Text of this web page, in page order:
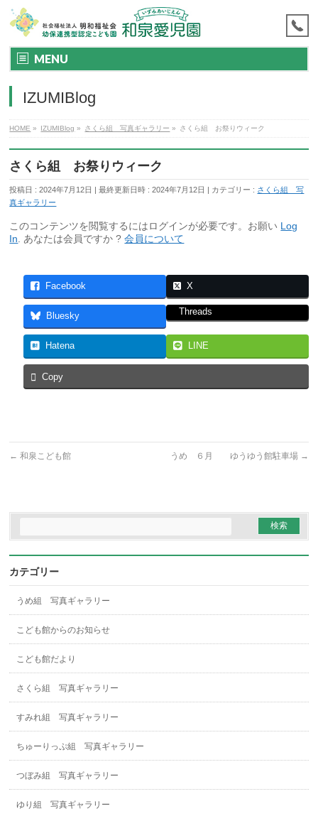
MENU
IZUMIBlog
HOME » IZUMIBlog » さくら組 写真ギャラリー » さくら組 お祭りウィーク
さくら組 お祭りウィーク
投稿日 : 2024年7月12日 最終更新日時 : 2024年7月12日 カテゴリー : さくら組 写
真ギャラリー
このコンテンツを閲覧するにはログインが必要です。お願い Log
In . あなたは会員ですか ?会員について
Facebook X
Bluesky Threads
Hatena LINE
Copy
← 和泉こども館 うめ ６月 ゆうゆう館駐車場 →
カテゴリー
うめ組 写真ギャラリー
こども館からのお知らせ
こども館だより
さくら組 写真ギャラリー
すみれ組 写真ギャラリー
ちゅーりっぷ組 写真ギャラリー
つぼみ組 写真ギャラリー
ゆり組 写真ギャラリー